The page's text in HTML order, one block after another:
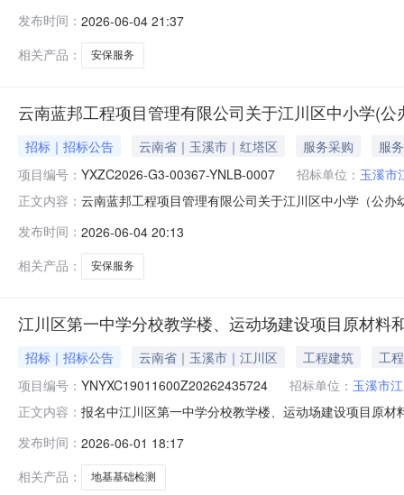
23:59（北京时间，法定节假日除外）招标文件售价￥0
发布时间： 2026-06-04 21:37
相关产品：
安保服务
云南蓝邦工程项目管理有限公司关于江川区中小学(
招标｜招标公告 云南省｜玉溪市｜红塔区 服务采购
服务
项目编号： YXZC2026-G3-00367-YNLB-0007 招标单位： 玉溪市
正文内容： 云南蓝邦工程项目管理有限公司关于江川区中小学（公
YXZC2026-G3-00367-YNLB-0007项目名称：江川区中
发布时间： 2026-06-04 20:13
相关产品：
安保服务
江川区第一中学分校教学楼、运动场建设项目原材料
招标｜招标公告 云南省｜玉溪市｜江川区 工程建筑
工程
项目编号： YNYXC19011600Z20262435724 招标单位： 玉溪市
正文内容： 报名中江川区第一中学分校教学楼、运动场建设项目原
1预览1联系人：***报名结束时间：2026-06-0509:00:00
发布时间： 2026-06-01 18:17
相关产品：
地基基础检测